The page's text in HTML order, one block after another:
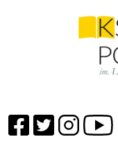
Facebook
TwitterInstagram
YouTube